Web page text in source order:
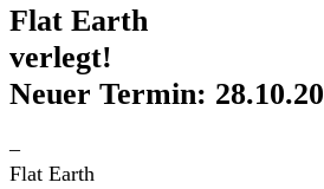
Flat Earth
verlegt!
Neuer Termin: 28.10.20
–
Flat Earth